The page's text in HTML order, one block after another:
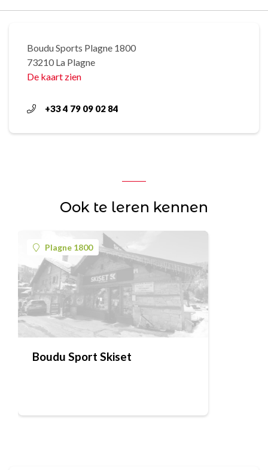
Boudu Sports Plagne 1800
73210 La Plagne
De kaart zien
+33 4 79 09 02 84
Ook te leren kennen
Plagne 1800
Boudu Sport Skiset